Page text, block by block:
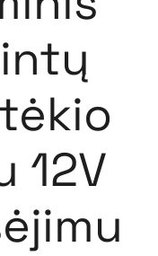
12V